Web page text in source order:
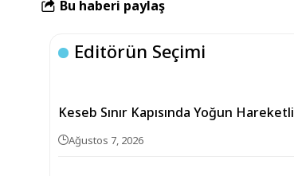
Bu haberi paylaş
Editörün Seçimi
Keseb Sınır Kapısında Yoğun
Ağustos 7, 2026